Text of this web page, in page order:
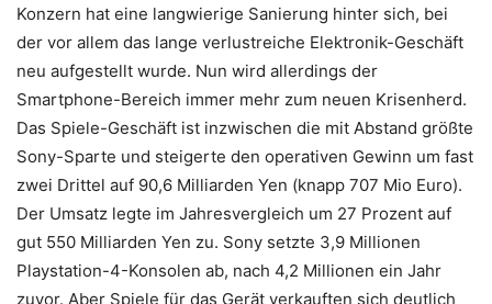
Konzern hat eine langwierige Sanierung hinter sich, bei
der vor allem das lange verlustreiche Elektronik-Geschäft
neu aufgestellt wurde. Nun wird allerdings der
Smartphone-Bereich immer mehr zum neuen Krisenherd.
Das Spiele-Geschäft ist inzwischen die mit Abstand größte
Sony-Sparte und steigerte den operativen Gewinn um fast
zwei Drittel auf 90,6 Milliarden Yen (knapp 707 Mio Euro).
Der Umsatz legte im Jahresvergleich um 27 Prozent auf
gut 550 Milliarden Yen zu. Sony setzte 3,9 Millionen
Playstation-4-Konsolen ab, nach 4,2 Millionen ein Jahr
zuvor. Aber Spiele für das Gerät verkauften sich deutlich